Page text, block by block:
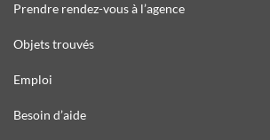
Prendre rendez-vous à l’agence
Objets trouvés
Emploi
Besoin d’aide